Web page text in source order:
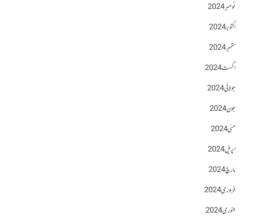
نومبر 2024
اکتوبر 2024
ستمبر 2024
اگست 2024
جولائی 2024
جون 2024
مئی 2024
اپریل 2024
مارچ 2024
فروری 2024
جنوری 2024